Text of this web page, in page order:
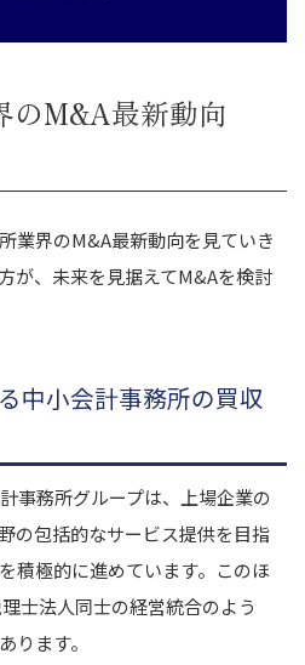
のM&A最新動向
業界のM&A最新動向を見ていき
が、未来を見据えてM&Aを検討
中小会計事務所の買収
事務所グループは、上場企業の
の包括的なサービス提供を目指
積極的に進めています。このほ
士法人同士の経営統合のよう
ります。